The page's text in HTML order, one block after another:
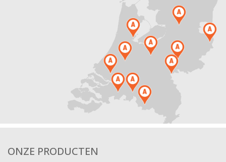
ONZE PRODUCTEN